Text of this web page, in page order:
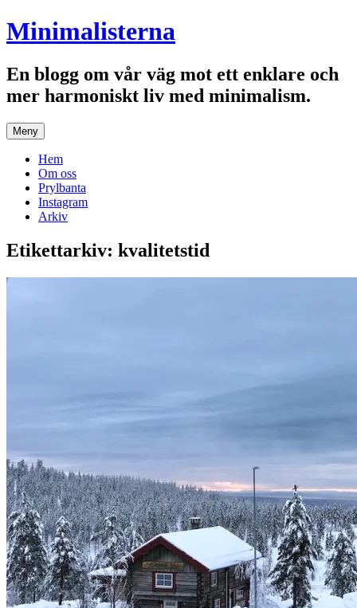
Hoppa
till
Minimalisterna
En blogg om vår väg mot ett enklare och
mer harmoniskt liv med minimalism.
Meny
Hem
Om oss
Prylbanta
Instagram
Arkiv
Etikettarkiv: kvalitetstid